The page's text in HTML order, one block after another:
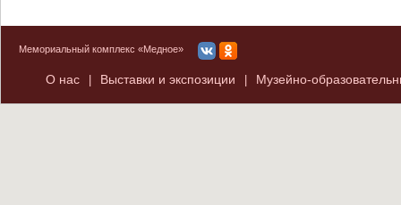
Мемориальный комплекс «Медное»
О нас Выставки и экспозиции Музейно-